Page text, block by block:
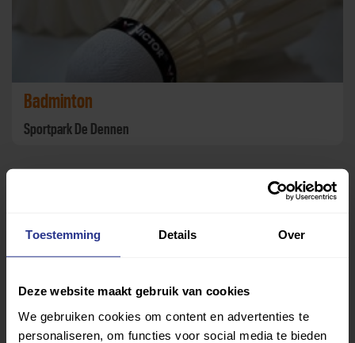
Toestemming Details Over
Deze website maakt gebruik van cookies
We gebruiken cookies om content en advertenties te
personaliseren, om functies voor social media te bieden
Badminton
Sportpark De Dennen